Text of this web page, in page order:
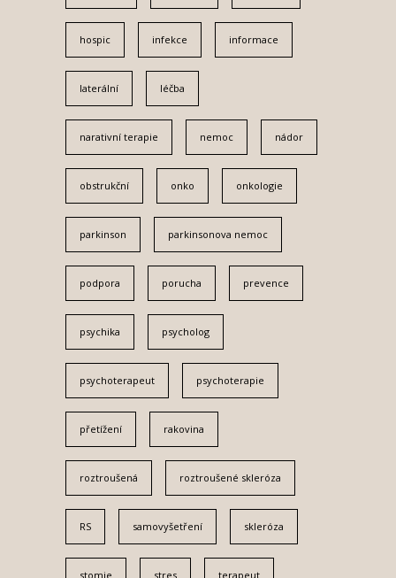
hospic infekce informace
laterální léčba
narativní terapie nemoc nádor
obstrukční onko onkologie
parkinson parkinsonova nemoc
podpora porucha prevence
psychika psycholog
psychoterapeut psychoterapie
přetížení rakovina
roztroušená roztroušené skleróza
RS samovyšetření skleróza
stomie stres terapeut